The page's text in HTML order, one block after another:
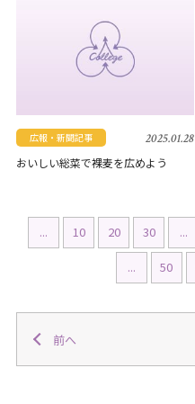
広報・新聞記事 2025.01.28
おいしい総菜で裸麦を広めよう
前へ
... 10 20 30 ...
... 50